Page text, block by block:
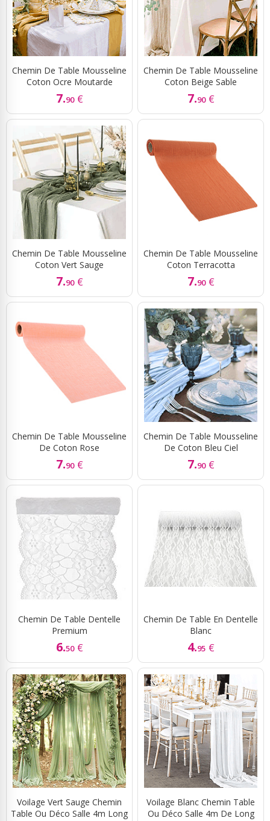
Chemin De Table Mousseline
Coton Ocre Moutarde
7.90 €
Chemin De Table Mousseline
Coton Beige Sable
7.90 €
Chemin De Table Mousseline
Coton Vert Sauge
7.90 €
Chemin De Table Mousseline
Coton Terracotta
7.90 €
Chemin De Table Mousseline
De Coton Rose
7.90 €
Chemin De Table Mousseline
De Coton Bleu Ciel
7.90 €
Chemin De Table Dentelle
Premium
6.50 €
Chemin De Table En Dentelle
Blanc
4.95 €
Voilage Vert Sauge Chemin
Table Ou Déco Salle 4m Long
Voilage Blanc Chemin Table
Ou Déco Salle 4m De Long